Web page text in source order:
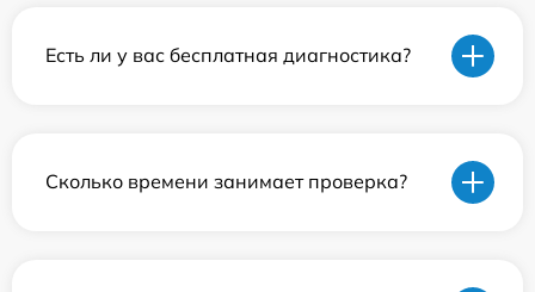
Есть ли у вас бесплатная диагностика?
Сколько времени занимает проверка?